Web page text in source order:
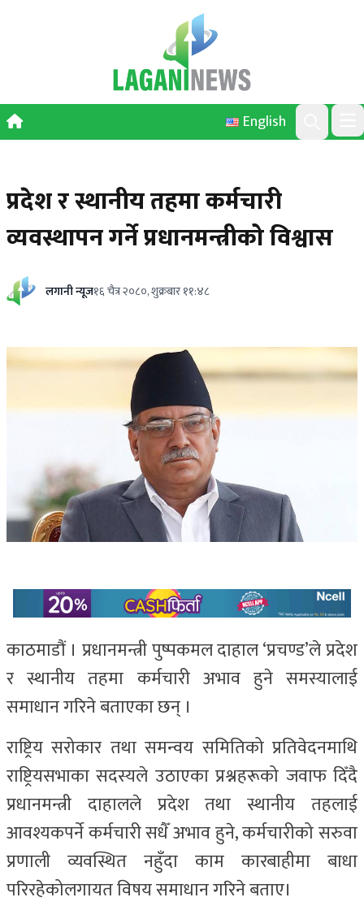
English
Search
प्रदेश र स्थानीय तहमा कर्मचारी
व्यवस्थापन गर्ने प्रधानमन्त्रीको विश्वास
लगानी न्यूज१६ चैत्र २०८०, शुक्रबार ११:४८
काठमाडौं । प्रधानमन्त्री पुष्पकमल दाहाल ‘प्रचण्ड’ले प्रदेश
र स्थानीय तहमा कर्मचारी अभाव हुने समस्यालाई
समाधान गरिने बताएका छन् ।
राष्ट्रिय सरोकार तथा समन्वय समितिको प्रतिवेदनमाथि
राष्ट्रियसभाका सदस्यले उठाएका प्रश्नहरूको जवाफ दिँदै
प्रधानमन्त्री दाहालले प्रदेश तथा स्थानीय तहलाई
आवश्यकपर्ने कर्मचारी सधैँ अभाव हुने, कर्मचारीको सरुवा
प्रणाली व्यवस्थित नहुँदा काम कारबाहीमा बाधा
परिरहेकोलगायत विषय समाधान गरिने बताए।